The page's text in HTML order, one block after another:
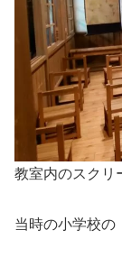
教室内のスクリ
当時の小学校の